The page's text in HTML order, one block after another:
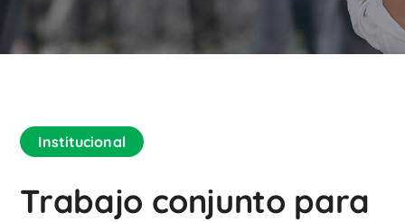
Institucional
Trabajo conjunto para